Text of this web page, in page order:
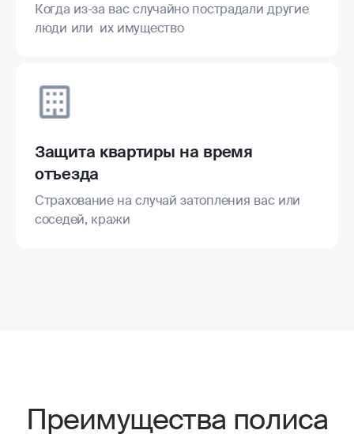
Когда из-за вас случайно пострадали другие
люди или их имущество
Защита квартиры на время
отъезда
Страхование на случай затопления вас или
соседей, кражи
Преимущества полиса